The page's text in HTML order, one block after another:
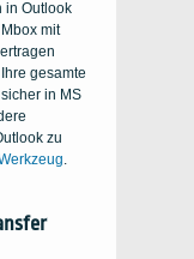
in Outlook
mit
gesamte
in MS
zu
.